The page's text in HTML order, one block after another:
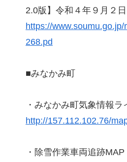
2.0版】令和４年９月２日
https://
268.pd
■みなかみ町
・みなかみ町気象情報ラ
http://157.112.102.76/
・除雪作業車両追跡MAP